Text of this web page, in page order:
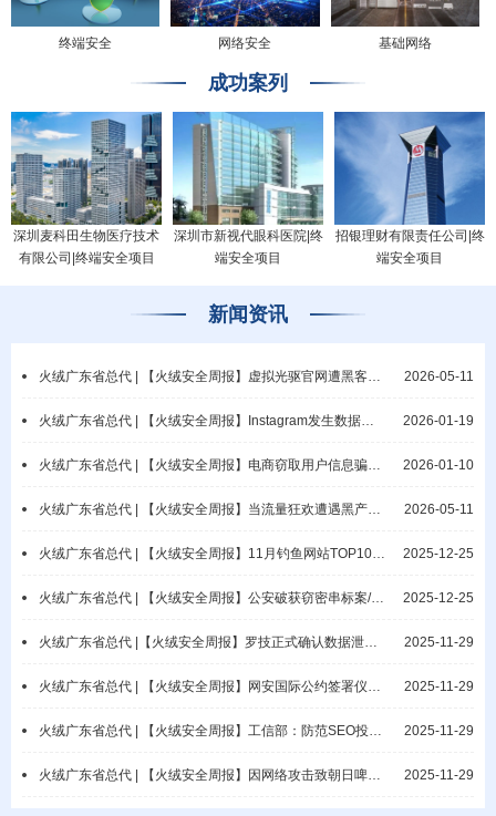
终端安全 网络安全 基础网络
成功案列
深圳麦科田生物医疗技术
有限公司|终端安全项目
深圳市新视代眼科医院|终
端安全项目
招银理财有限责任公司|终
端安全项目
新闻资讯
2026-05-11
火绒广东省总代 | 【火绒安全周报】虚拟光驱官网遭黑客攻击/微软披露网络钓鱼活动
2026-01-19
火绒广东省总代 | 【火绒安全周报】Instagram发生数据泄露事件/教元集团疑遭勒索攻击
2026-01-10
火绒广东省总代 | 【火绒安全周报】电商窃取用户信息骗佣/漠视保密责任酿重大隐患
2026-05-11
火绒广东省总代 | 【火绒安全周报】当流量狂欢遭遇黑产攻击：AI Agent时代业务逻辑攻击与端侧防御范式重构
2025-12-25
火绒广东省总代 | 【火绒安全周报】11月钓鱼网站TOP10公布/网警破获抢票非法销售案
2025-12-25
火绒广东省总代 | 【火绒安全周报】公安破获窃密串标案/涉密电脑违规联网导致泄密
2025-11-29
火绒广东省总代 |【火绒安全周报】罗技正式确认数据泄露/普林斯顿大学数据库遭入侵
2025-11-29
火绒广东省总代 | 【火绒安全周报】网安国际公约签署仪式开幕/瑞典国家电网遭勒索
2025-11-29
火绒广东省总代 | 【火绒安全周报】工信部：防范SEO投毒攻击/Askul遭勒索攻击
2025-11-29
火绒广东省总代 | 【火绒安全周报】因网络攻击致朝日啤酒供应告急/Discord 用户数据泄露